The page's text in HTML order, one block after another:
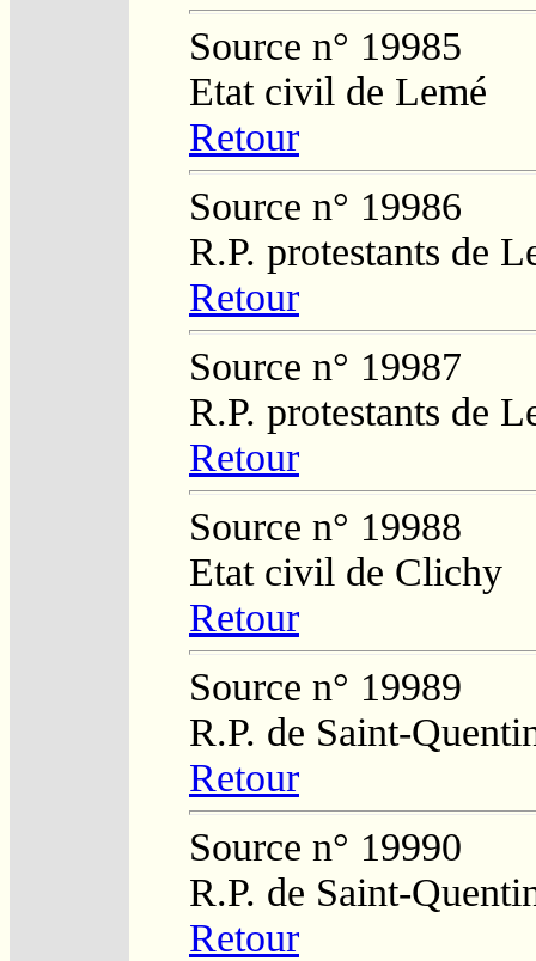
Source n° 19985
Etat civil de Lemé
Retour
Source n° 19986
R.P. protestants de
Retour
Source n° 19987
R.P. protestants de
Retour
Source n° 19988
Etat civil de Clichy
Retour
Source n° 19989
R.P. de Saint-
Retour
Source n° 19990
R.P. de Saint-
Retour